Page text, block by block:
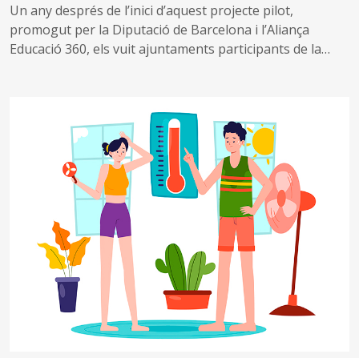
Un any després de l’inici d’aquest projecte pilot,
promogut per la Diputació de Barcelona i l’Aliança
Educació 360, els vuit ajuntaments participants de la
Bigues i Riells del Fai, Montornès del Vallès, Barberà del
Vallès, Santa Coloma de Gramenet, Centelles, Manlleu,
Vilanova del Camí i Sant Boi de Llobregat van fer la
setena trobada del projecte, centrada en l’avaluació dels
programes que posaran en marxa